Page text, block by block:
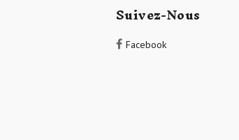
Suivez-Nous
Facebook